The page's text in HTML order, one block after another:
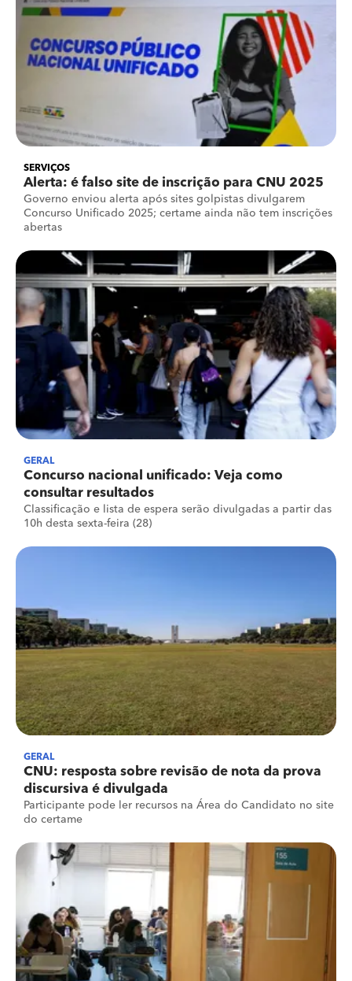
SERVIÇOS
Alerta: é falso site de inscrição para CNU 2025
Governo enviou alerta após sites golpistas divulgarem
Concurso Unificado 2025; certame ainda não tem inscrições
abertas
GERAL
Concurso nacional unificado: Veja como
consultar resultados
Classificação e lista de espera serão divulgadas a partir das
10h desta sexta-feira (28)
GERAL
CNU: resposta sobre revisão de nota da prova
discursiva é divulgada
Participante pode ler recursos na Área do Candidato no site
do certame